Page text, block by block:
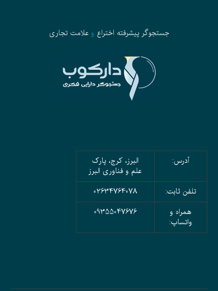
جستجوگر پیشرفته اختراع وعلامت تجاری
آدرس:
البرز، کرج، پارک
علم و فناوری البرز
تلفن ثابت:
02634764078
همراه و
واتساپ:
09355047676